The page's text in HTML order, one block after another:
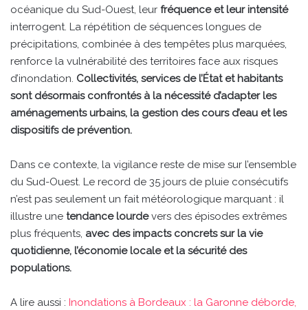
océanique du Sud-Ouest, leur fréquence et leur intensité
interrogent. La répétition de séquences longues de
précipitations, combinée à des tempêtes plus marquées,
renforce la vulnérabilité des territoires face aux risques
d’inondation. Collectivités, services de l’État et habitants
sont désormais confrontés à la nécessité d’adapter les
aménagements urbains, la gestion des cours d’eau et les
dispositifs de prévention.
Dans ce contexte, la vigilance reste de mise sur l’ensemble
du Sud-Ouest. Le record de 35 jours de pluie consécutifs
n’est pas seulement un fait météorologique marquant : il
illustre une tendance lourdevers des épisodes extrêmes
plus fréquents, avec des impacts concrets sur la vie
quotidienne, l’économie locale et la sécurité des
populations.
A lire aussi : Inondations à Bordeaux : la Garonne déborde,